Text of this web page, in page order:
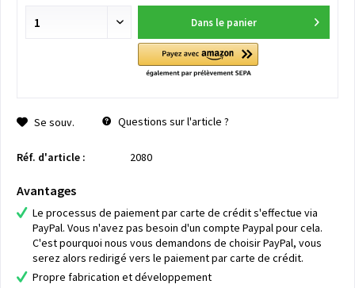
Dans le panier
Se souv. Questions sur l'article ?
Réf. d'article : 2080
Avantages
Le processus de paiement par carte de crédit s'effectue via
PayPal. Vous n'avez pas besoin d'un compte Paypal pour cela.
C'est pourquoi nous vous demandons de choisir PayPal, vous
serez alors redirigé vers le paiement par carte de crédit.
Propre fabrication et développement